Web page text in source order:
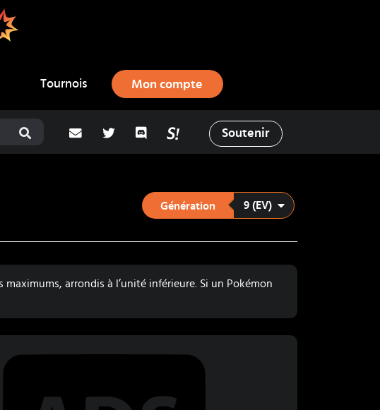
Tournois Mon compte
adresse email
Twitter DiscordLa Salty Room sur Pokémon
Soutenir
Génération 9 (EV)
arrondis à l’unité inférieure. Si un Pokémon